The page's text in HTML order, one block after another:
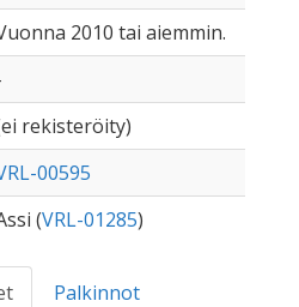
2010 tai aiemmin.
rekisteröity)
00595
(VRL-01285)
Palkinnot